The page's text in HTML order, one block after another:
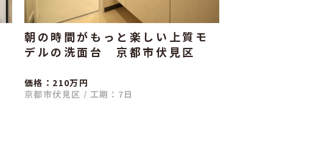
朝の時間がもっと楽しい上質モ
デルの洗面台 京都市伏見区
価格：210万円
京都市伏見区 / 工期：7日